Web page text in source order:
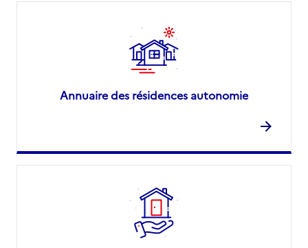
Annuaire des résidences autonomie